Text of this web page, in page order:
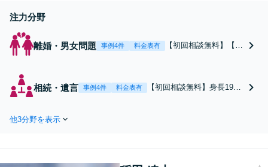
注力分野
離婚・男女問題 事例4件 料金表有
【初回相談無料】【法
10年以上】慰謝料や財
産分与、婚姻費用な
【子連れ相談】【電話
相続・遺言 事例4件 料金表有
【初回相談無料】身長197
後見など幅広い分野に対応
他3分野を表示